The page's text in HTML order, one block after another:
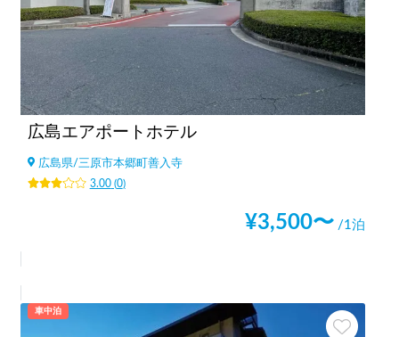
広島エアポートホテル
広島県/三原市本郷町善入寺
3.00(0)
¥3,500〜 /1泊
車中泊